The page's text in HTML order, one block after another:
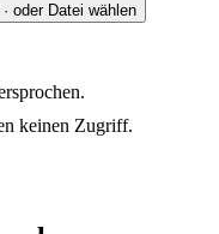
oder Datei wählen
keinen Zugriff.